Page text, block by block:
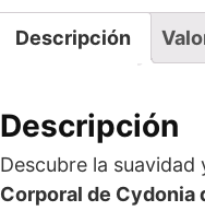
Descripción
Descripción
Descubre la suavidad
Corporal de Cydonia